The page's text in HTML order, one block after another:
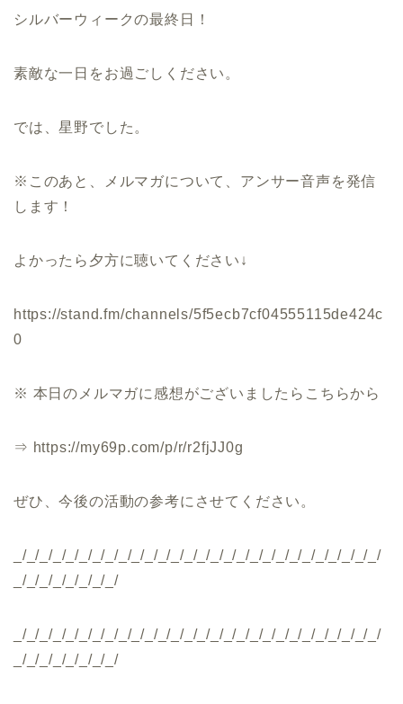
シルバーウィークの最終日！
素敵な一日をお過ごしください。
では、星野でした。
※このあと、メルマガについて、アンサー音声を発信
します！
よかったら夕方に聴いてください↓
https://stand.fm/channels/5f5ecb7cf04555115de424c
0
※ 本日のメルマガに感想がございましたらこちらから
⇒ https://my69p.com/p/r/r2fjJJ0g
ぜひ、今後の活動の参考にさせてください。
_/_/_/_/_/_/_/_/_/_/_/_/_/_/_/_/_/_/_/_/_/_/_/_/_/_/_/_/
_/_/_/_/_/_/_/_/
_/_/_/_/_/_/_/_/_/_/_/_/_/_/_/_/_/_/_/_/_/_/_/_/_/_/_/_/
_/_/_/_/_/_/_/_/